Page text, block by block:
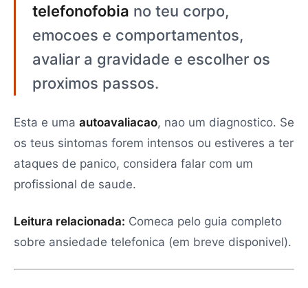
telefonofobia no teu corpo,
emocoes e comportamentos,
avaliar a gravidade e escolher os
proximos passos.
Esta e uma autoavaliacao, nao um diagnostico. Se
os teus sintomas forem intensos ou estiveres a ter
ataques de panico, considera falar com um
profissional de saude.
Leitura relacionada: Comeca pelo guia completo
sobre ansiedade telefonica (em breve disponivel).